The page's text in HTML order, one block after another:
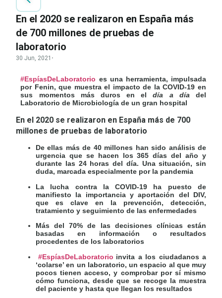
En el 2020 se realizaron en España más
de 700 millones de pruebas de
laboratorio
30 Jun, 2021 ·
#EspíasDeLaboratorio es una herramienta, impulsada
por Fenin, que muestra el impacto de la COVID-19 en
sus momentos más duros en eldía a día del
Laboratorio de Microbiología de un gran hospital
En el 2020 se realizaron en España más de 700
millones de pruebas de laboratorio
De ellas más de 40 millones han sido análisis de
urgencia que se hacen los 365 días del año y
durante las 24 horas del día. Una situación, sin
duda, marcada especialmente por la pandemia
La lucha contra la COVID-19 ha puesto de
manifiesto la importancia y aportación del DIV,
que es clave en la prevención, detección,
tratamiento y seguimiento de las enfermedades
Más del 70% de las decisiones clínicas están
basadas en información o resultados
procedentes de los laboratorios
#EspíasDeLaboratorio invita a los ciudadanos a
‘colarse’ en un laboratorio, un espacio al que muy
pocos tienen acceso, y comprobar por sí mismo
cómo funciona, desde que se recoge la muestra
del paciente y hasta que llegan los resultados